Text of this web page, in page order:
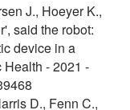
J., Hoeyer K.,
said the robot:
device in a
- 2021 -
D., Fenn C.,